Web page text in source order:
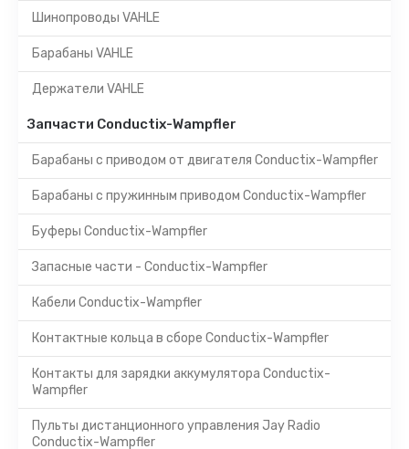
Шинопроводы VAHLE
Барабаны VAHLE
Держатели VAHLE
Запчасти Conductix-Wampfler
Барабаны с приводом от двигателя Conductix-Wampfler
Барабаны с пружинным приводом Conductix-Wampfler
Буферы Conductix-Wampfler
Запасные части - Conductix-Wampfler
Кабели Conductix-Wampfler
Контактные кольца в сборе Conductix-Wampfler
Контакты для зарядки аккумулятора Conductix-
Wampfler
Пульты дистанционного управления Jay Radio
Conductix-Wampfler